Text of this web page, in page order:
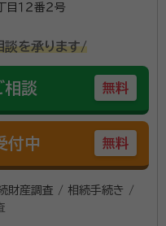
１２番２号
談を承ります/
相談 無料
付中 無料
財産調査 / 相続手続き /